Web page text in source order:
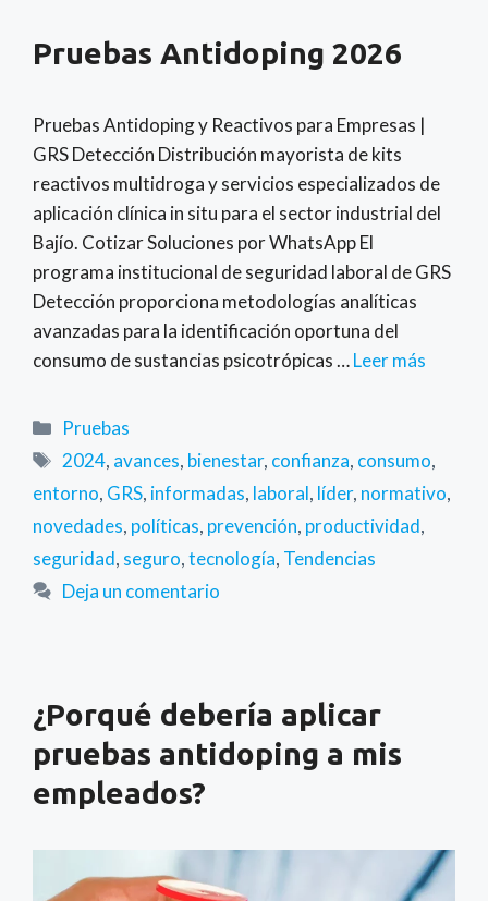
Pruebas Antidoping 2026
Pruebas Antidoping y Reactivos para Empresas |
GRS Detección Distribución mayorista de kits
reactivos multidroga y servicios especializados de
aplicación clínica in situ para el sector industrial del
Bajío. Cotizar Soluciones por WhatsApp El
programa institucional de seguridad laboral de GRS
Detección proporciona metodologías analíticas
avanzadas para la identificación oportuna del
consumo de sustancias psicotrópicas …Leer más
Categorías
Pruebas
Etiquetas
2024, avances, bienestar, confianza, consumo,
entorno, GRS, informadas, laboral, líder, normativo,
novedades, políticas, prevención, productividad,
seguridad, seguro,tecnología, Tendencias
Deja un comentario
¿Porqué debería aplicar
pruebas antidoping a mis
empleados?